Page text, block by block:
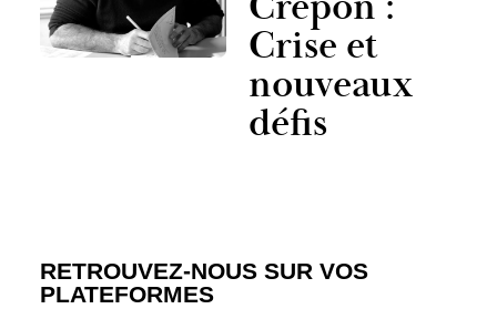
Crise et
nouveaux
défis
RETROUVEZ-NOUS SUR VOS
PLATEFORMES